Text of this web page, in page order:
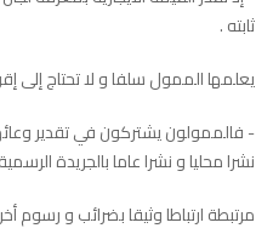
ثابته .
يعلمها الممول سلفا و لا تحتاج إلى
- فالممولون يشتركون في تقدير
نشرا محليا و نشرا عاما بالجريدة
مرتبطة ارتباطا وثيقا بضرائب و رسوم